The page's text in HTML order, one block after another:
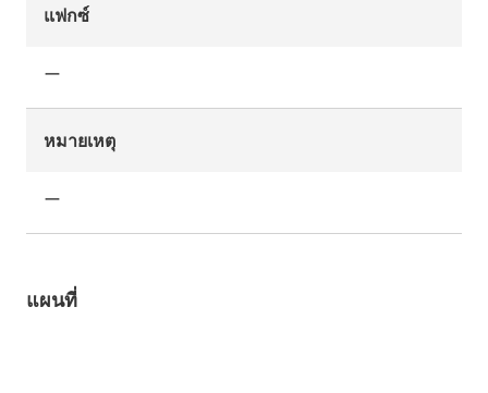
แฟกซ์
ー
หมายเหตุ
ー
แผนที่